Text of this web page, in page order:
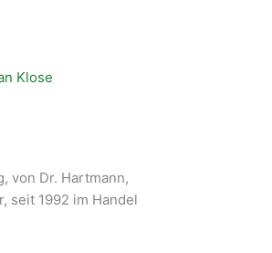
Klose
von Dr. Hartmann,
seit 1992 im Handel